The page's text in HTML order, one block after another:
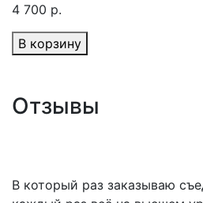
4 700 р.
В корзину
Отзывы
В который раз заказываю